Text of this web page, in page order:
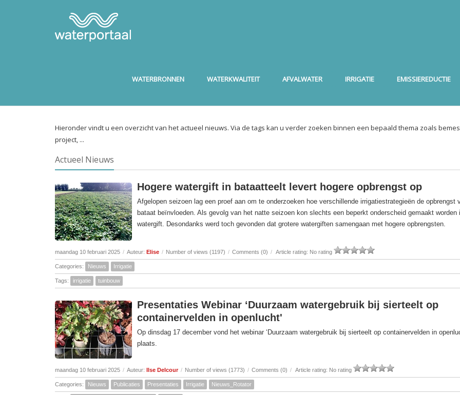
WATERBRONNEN WATERKWALITEIT AFVALWATER IRRIGATIE EMISSIEREDUCTIE
Hieronder vindt u een overzicht van het actueel nieuws. Via de tags kan u verder zoeken binnen een bepaald thema zoals
project, ...
Actueel Nieuws
Hogere watergift in bataatteelt levert hogere opbrengst op
Afgelopen seizoen lag een proef aan om te onderzoeken hoe verschillende irrigatiestrategieën de opbrengst
bataat beïnvloeden. Als gevolg van het natte seizoen kon slechts een beperkt onderscheid gemaakt worden
watergift. Desondanks werd toch gevonden dat grotere watergiften samengaan met hogere opbrengsten.
maandag 10 februari 2025 / Auteur: Elise / Number of views (1197) / Comments (0) / Article rating: No rating
Categories: Nieuws Irrigatie
Tags: irrigatie tuinbouw
Presentaties Webinar ‘Duurzaam watergebruik bij sierteelt op
containervelden in openlucht'
Op dinsdag 17 december vond het webinar ‘Duurzaam watergebruik bij sierteelt op containervelden in
plaats.
maandag 10 februari 2025 / Auteur: Ilse Delcour / Number of views (1773) / Comments (0) / Article rating: No rating
Categories: Nieuws Publicaties Presentaties Irrigatie Nieuws_Rotator